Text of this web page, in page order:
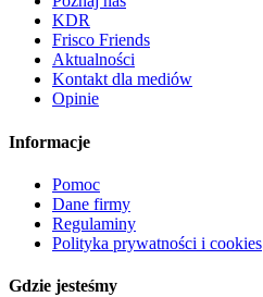
KDR
Frisco Friends
Aktualności
Kontakt dla mediów
Opinie
Informacje
Pomoc
Dane firmy
Regulaminy
Polityka prywatności i cookies
Gdzie jesteśmy